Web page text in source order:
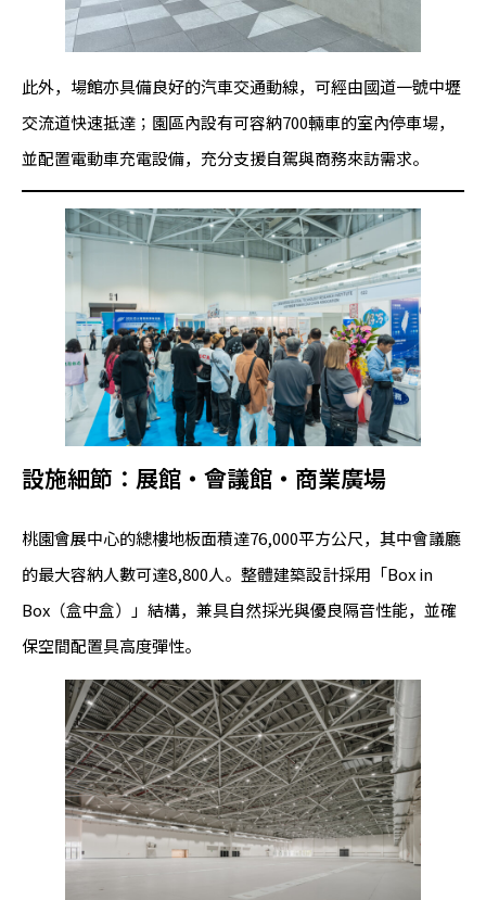
此外，場館亦具備良好的汽車交通動線，可經由國道一號中壢
交流道快速抵達；園區內設有可容納700輛車的室內停車場，
並配置電動車充電設備，充分支援自駕與商務來訪需求。
設施細節：展館・會議館・商業廣場
桃園會展中心的總樓地板面積達76,000平方公尺，其中會議廳
的最大容納人數可達8,800人。整體建築設計採用「Box in
Box（盒中盒）」結構，兼具自然採光與優良隔音性能，並確
保空間配置具高度彈性。